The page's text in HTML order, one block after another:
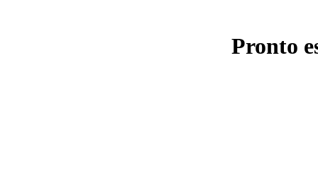
Pronto